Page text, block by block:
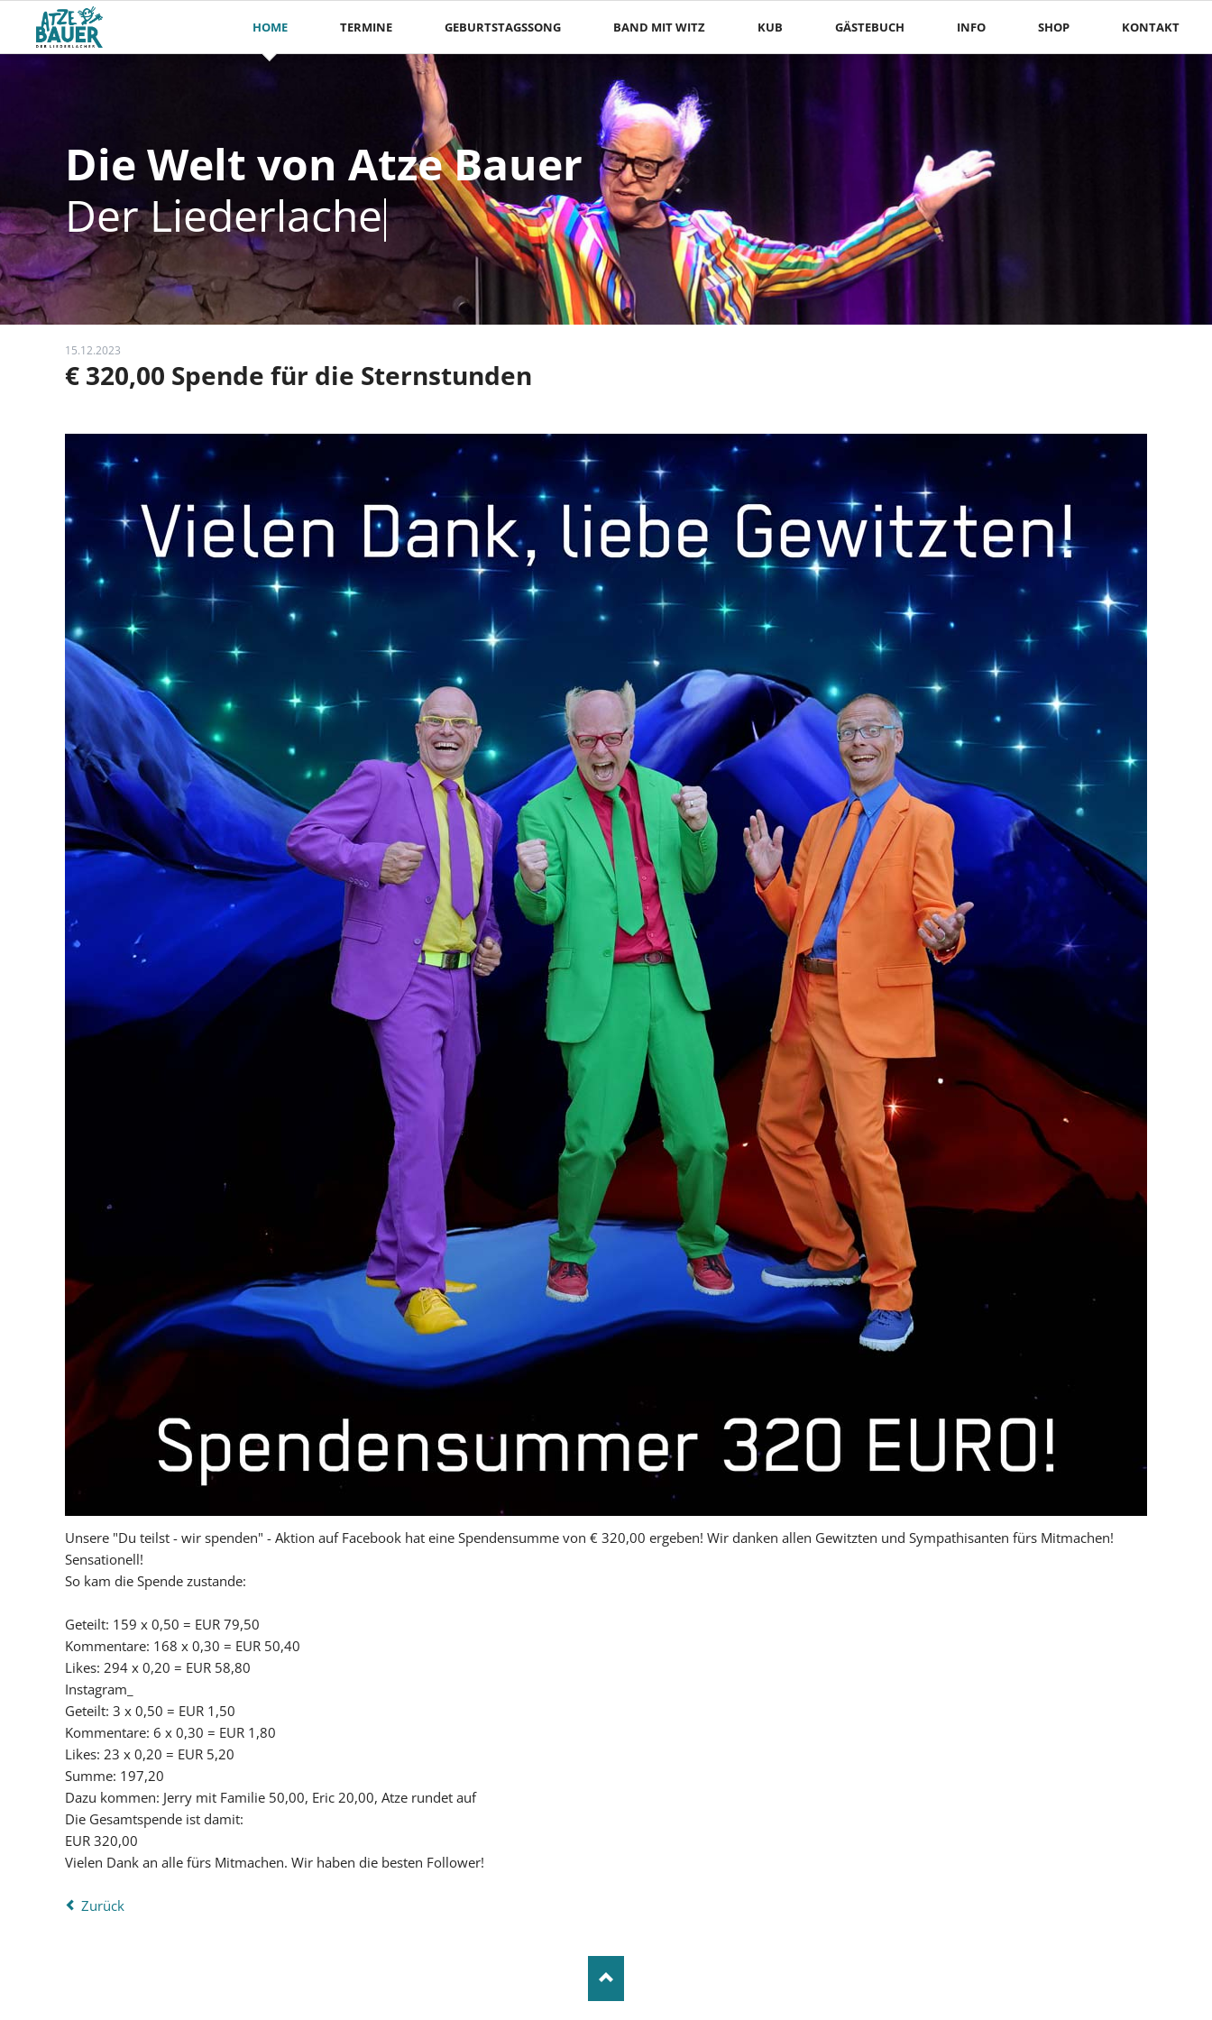
HOME TERMINE GEBURTSTAGSSONG BAND MIT WITZ KUB GÄSTEBUCH INFO SHOP KONTAKT
Die Welt von Atze Bauer
Die Welt von Atze Bauer
Der Liederlacher teilt
Der Liederlacher teilt mit
15.12.2023
€ 320,00 Spende für die Sternstunden
Unsere "Du teilst - wir spenden" - Aktion auf Facebook hat eine Spendensumme von € 320,00 ergeben! Wir danken allen Gewitzten und Sympathisanten fürs Mitmachen!
Sensationell!
So kam die Spende zustande:
Geteilt: 159 x 0,50 = EUR 79,50
Kommentare: 168 x 0,30 = EUR 50,40
Likes: 294 x 0,20 = EUR 58,80
Instagram_
Geteilt: 3 x 0,50 = EUR 1,50
Kommentare: 6 x 0,30 = EUR 1,80
Likes: 23 x 0,20 = EUR 5,20
Summe: 197,20
Dazu kommen: Jerry mit Familie 50,00, Eric 20,00, Atze rundet auf
Die Gesamtspende ist damit:
EUR 320,00
Vielen Dank an alle fürs Mitmachen. Wir haben die besten Follower!
Zurück